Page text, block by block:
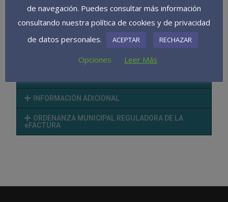
INFERIOR A 5.000,00 EUROS
PRESENTACIÓN DE FACTURAS A TRAVÉS DE FACe
PRESENTACIÓN DE FACTURAS A TRAVÉS DE LA
INFORMACIÓN ADICIONAL
ORDENANZA MUNICIPAL REGULADORA DE LA
eFACTURA
de navegación. Puedes consultar más información
consultando nuestra política de cookies y de privacidad
de datos personales.
ACEPTAR RECHAZAR
Opciones Leer Más